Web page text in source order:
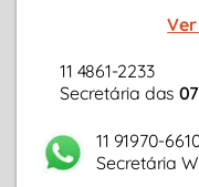
relacionamentos,
11 4861-2233
Secretária das
11 91970-
Secretária